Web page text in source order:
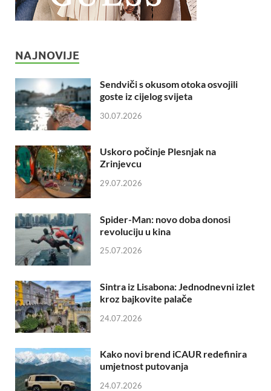
NAJNOVIJE
Sendviči s okusom otoka osvojili
goste iz cijelog svijeta
30.07.2026
Uskoro počinje Plesnjak na
Zrinjevcu
29.07.2026
Spider-Man: novo doba donosi
revoluciju u kina
25.07.2026
Sintra iz Lisabona: Jednodnevni izlet
kroz bajkovite palače
24.07.2026
Kako novi brend iCAUR redefinira
umjetnost putovanja
24.07.2026